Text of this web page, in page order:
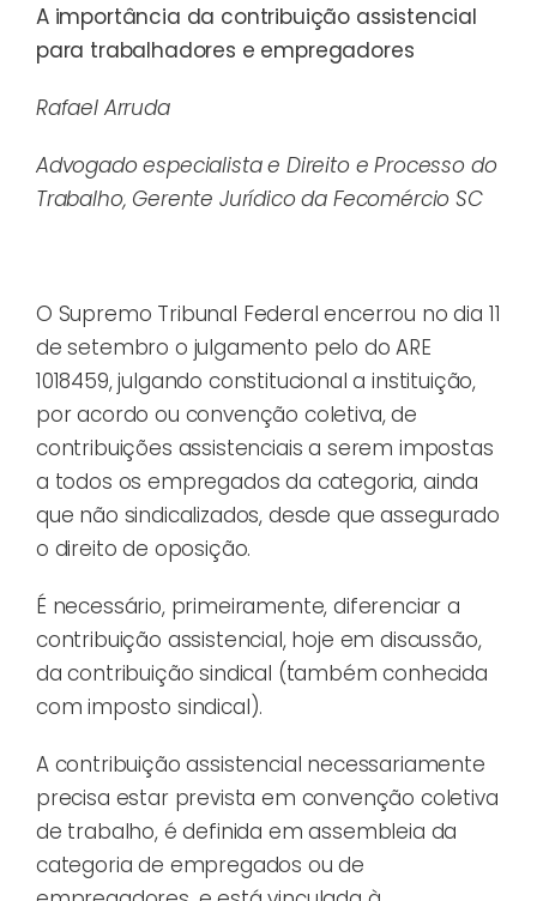
A importância da contribuição assistencial
para trabalhadores e empregadores
Rafael Arruda
Advogado especialista e Direito e Processo do
Trabalho, Gerente Jurídico da Fecomércio SC
O Supremo Tribunal Federal encerrou no dia 11
de setembro o julgamento pelo do ARE
1018459, julgando constitucional a instituição,
por acordo ou convenção coletiva, de
contribuições assistenciais a serem impostas
a todos os empregados da categoria, ainda
que não sindicalizados, desde que assegurado
o direito de oposição.
É necessário, primeiramente, diferenciar a
contribuição assistencial, hoje em discussão,
da contribuição sindical (também conhecida
com imposto sindical).
A contribuição assistencial necessariamente
precisa estar prevista em convenção coletiva
de trabalho, é definida em assembleia da
categoria de empregados ou de